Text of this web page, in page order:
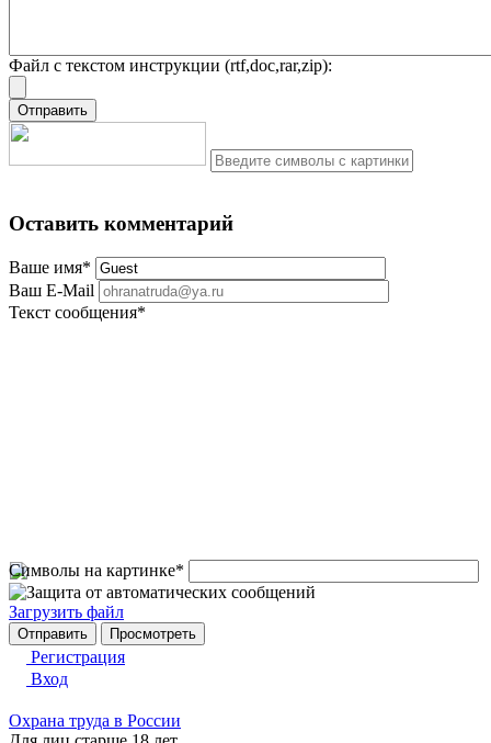
Файл с текстом инструкции (rtf,doc,rar,zip):
Оставить комментарий
Ваше имя*
Ваш E-Mail
Текст сообщения*
Символы на картинке*
Загрузить файл
Регистрация
Вход
Охрана труда в России